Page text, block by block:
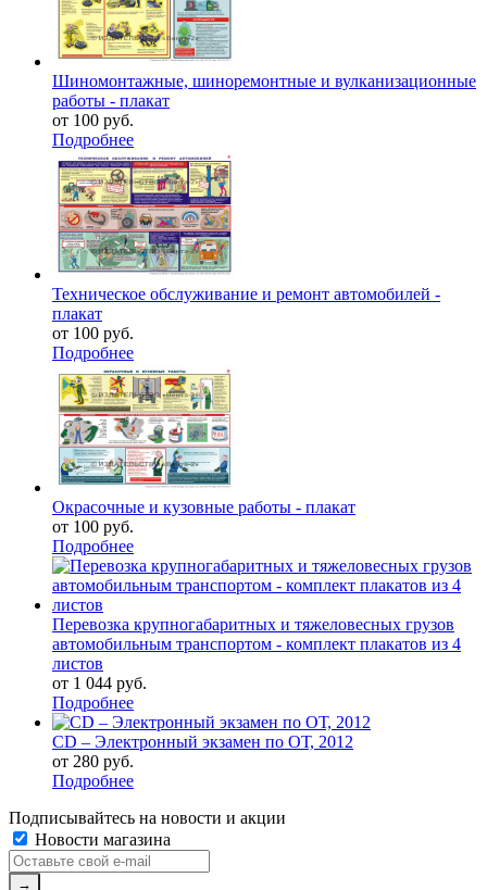
Шиномонтажные, шиноремонтные и вулканизационные
работы - плакат
от 100 руб.
Подробнее
Техническое обслуживание и ремонт автомобилей -
плакат
от 100 руб.
Подробнее
Окрасочные и кузовные работы - плакат
от 100 руб.
Подробнее
Перевозка крупногабаритных и тяжеловесных грузов
автомобильным транспортом - комплект плакатов из 4
листов
от 1 044 руб.
Подробнее
CD – Электронный экзамен по ОТ, 2012
от 280 руб.
Подробнее
Подписывайтесь на новости и акции
Новости магазина